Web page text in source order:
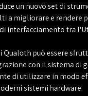
un nuovo set di
a migliorare e rendere
interfacciamento tra
Qualoth può essere
con il sistema di
di utilizzare in modo
sistemi hardware.